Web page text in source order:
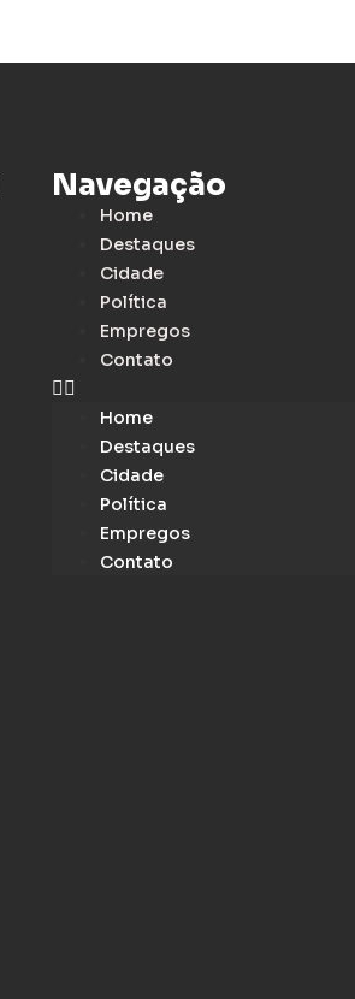
Navegação
Home
Destaques
Cidade
Política
Empregos
Contato
Home
Destaques
Cidade
Política
Empregos
Contato